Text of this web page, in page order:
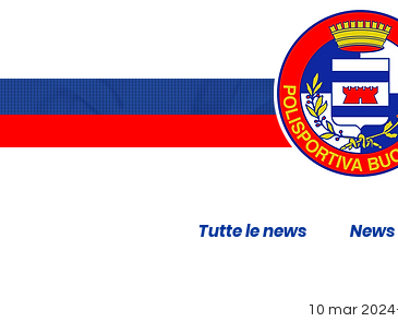
Tutte le news News
10 mar 2024